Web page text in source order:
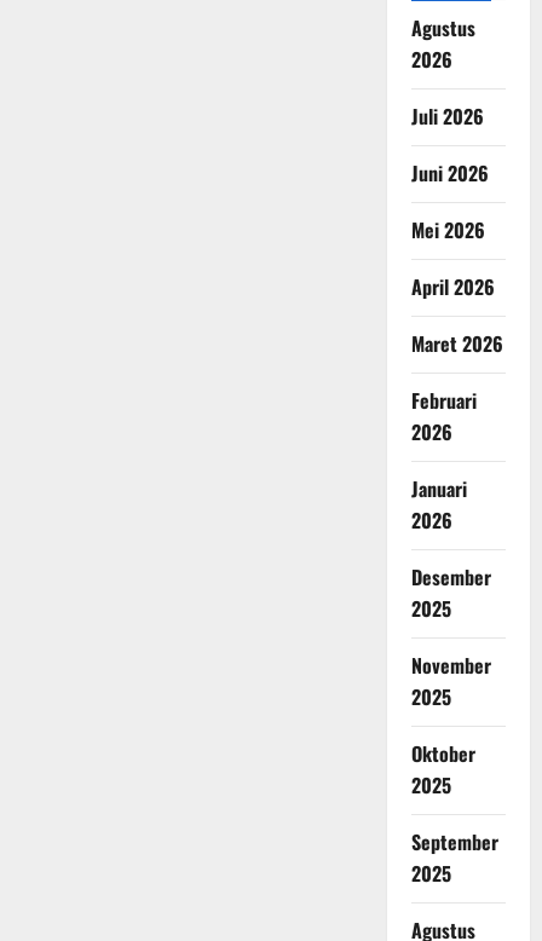
Agustus
2026
Juli 2026
Juni 2026
Mei 2026
April 2026
Maret 2026
Februari
2026
Januari
2026
Desember
2025
November
2025
Oktober
2025
September
2025
Agustus